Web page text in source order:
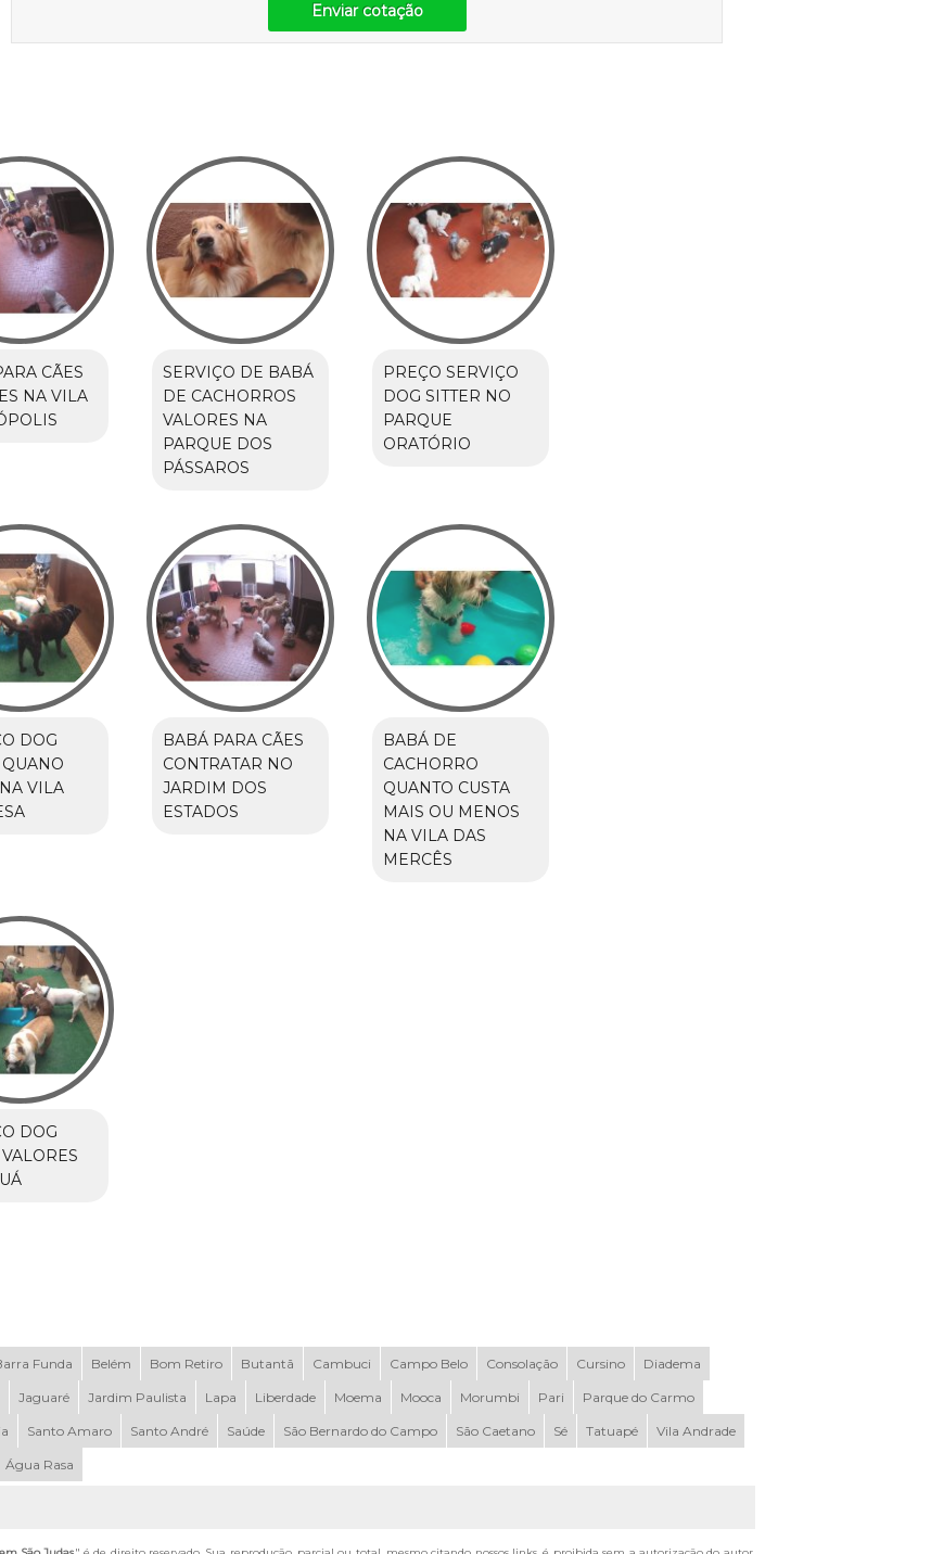
Enviar cotação
CÃES
NA VILA
SERVIÇO DE BABÁ
DE CACHORROS
VALORES NA
PARQUE DOS
PÁSSAROS
PREÇO SERVIÇO
DOG SITTER NO
PARQUE
ORATÓRIO
DOG
VILA
BABÁ PARA CÃES
CONTRATAR NO
JARDIM DOS
ESTADOS
BABÁ DE
CACHORRO
QUANTO CUSTA
MAIS OU MENOS
NA VILA DAS
MERCÊS
DOG
Funda Belém Bom Retiro Butantã Cambuci Campo Belo Consolação Cursino Diadema
Jaguaré Jardim Paulista Lapa Liberdade Moema Mooca Morumbi Pari Parque do Carmo
Santo Amaro Santo André Saúde São Bernardo do Campo São Caetano Sé Tatuapé Vila Andrade
Água Rasa